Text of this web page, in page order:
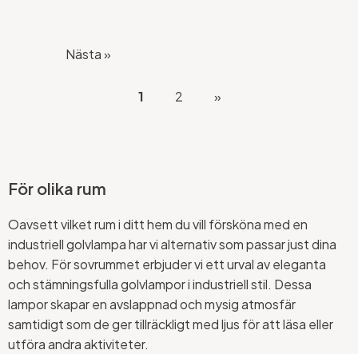
Nästa »
1 2 »
För olika rum
Oavsett vilket rum i ditt hem du vill försköna med en
industriell golvlampa har vi alternativ som passar just dina
behov. För sovrummet erbjuder vi ett urval av eleganta
och stämningsfulla golvlampor i industriell stil. Dessa
lampor skapar en avslappnad och mysig atmosfär
samtidigt som de ger tillräckligt med ljus för att läsa eller
utföra andra aktiviteter.